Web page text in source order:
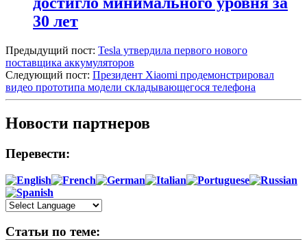
30 лет
Предыдущий пост: Tesla утвердила первого нового
поставщика аккумуляторов
Следующий пост: Президент Xiaomi продемонстрировал
видео прототипа модели складывающегося телефона
Новости партнеров
Перевести:
Статьи по теме: